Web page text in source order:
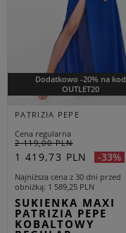
Dodatkowo -20% na kod
OUTLET20
PATRIZIA PEPE
Cena regularna
2 119,00 PLN
1 419,73 PLN -33%
Najniższa cena z 30 dni przed
obniżką 1 589,25 PLN
SUKIENKA MAXI
PATRIZIA PEPE
KOBALTOWY